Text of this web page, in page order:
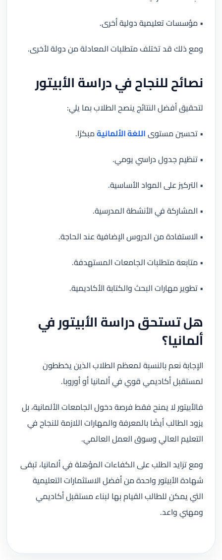
• مؤسسات تعليمية دولية أخرى.
ومع ذلك قد تختلف متطلبات المعادلة من دولة لأخرى.
نصائح للنجاح في دراسة الأبيتور
لتحقيق أفضل النتائج ينصح الطلاب بما يلي:
• تحسين مستوىاللغة الألمانيةمبكرًا.
• تنظيم جدول دراسي يومي.
• التركيز على المواد الأساسية.
• المشاركة في الأنشطة المدرسية.
• الاستفادة من الدروس الإضافية عند الحاجة.
• متابعة متطلبات الجامعات المستهدفة.
• تطوير مهارات البحث والكتابة الأكاديمية.
هل تستحق دراسة الأبيتور في
ألمانيا؟
الإجابة نعم بالنسبة لمعظم الطلاب الذين يخططون
لمستقبل أكاديمي قوي في ألمانيا أو أوروبا.
فالأبيتور لا يمنح فقط فرصة دخول الجامعات الألمانية، بل
يزود الطالب أيضًا بالمعرفة والمهارات اللازمة للنجاح في
التعليم العالي وسوق العمل العالمي.
ومع تزايد الطلب على الكفاءات المؤهلة في ألمانيا، تبقى
شهادة الأبيتور واحدة من أفضل الاستثمارات التعليمية
التي يمكن للطالب القيام بها لبناء مستقبل أكاديمي
ومهني واعد.